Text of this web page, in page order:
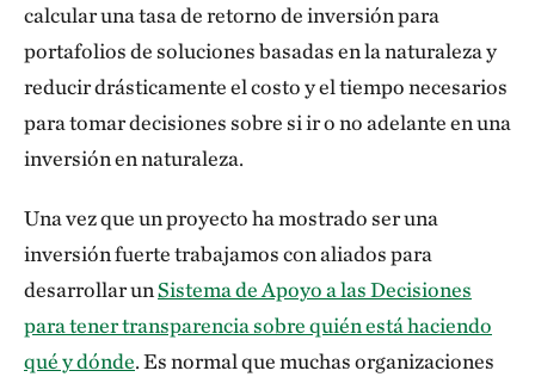
calcular una tasa de retorno de inversión para
portafolios de soluciones basadas en la naturaleza y
reducir drásticamente el costo y el tiempo necesarios
para tomar decisiones sobre si ir o no adelante en una
inversión en naturaleza.
Una vez que un proyecto ha mostrado ser una
inversión fuerte trabajamos con aliados para
desarrollar unSistema de Apoyo a las Decisiones
para tener transparencia sobre quién está haciendo
qué y dónde. Es normal que muchas organizaciones